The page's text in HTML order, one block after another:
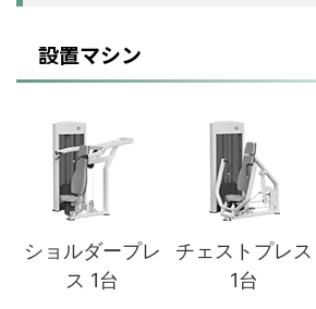
設置マシン
ショルダープレ
ス 1台
チェストプレス
1台